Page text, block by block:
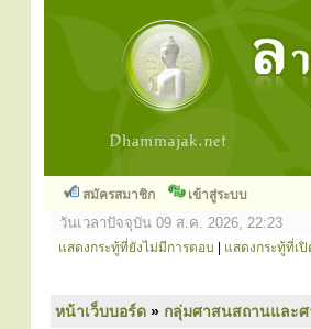
สมัครสมาชิก เข้าสู่ระบบ
วันเวลาปัจจุบัน 09 ส.ค. 2026, 22:23
แสดงกระทู้ที่ยังไม่มีการตอบ แสดงกระทู้ที่เ
หน้าเว็บบอร์ด » กลุ่มศาสนสถานและ